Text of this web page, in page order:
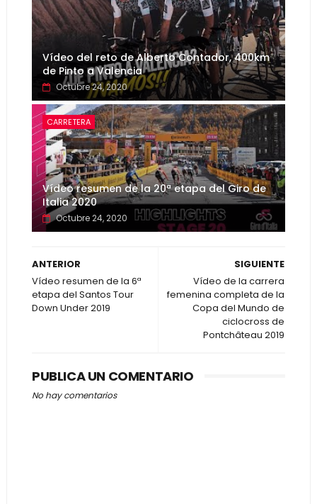
Vídeo del reto de Alberto Contador, 400km
de Pinto a Valencia
Octubre 24, 2020
CARRETERA
Vídeo resumen de la 20ª etapa del Giro de
Italia 2020
Octubre 24, 2020
SIGUIENTE
Vídeo de la carrera
femenina completa de la
Copa del Mundo de
ciclocross de
Pontchâteau 2019
ANTERIOR
Vídeo resumen de la 6ª
etapa del Santos Tour
Down Under 2019
PUBLICA UN COMENTARIO
No hay comentarios